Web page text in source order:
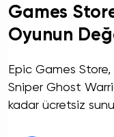
Games
Oyunun
Epic Games
Sniper Ghost
kadar ücretsiz